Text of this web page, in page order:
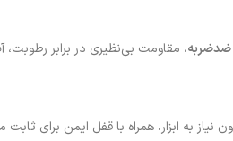
ضدضربه، مقاومت بی‌نظیری در برابر رطوبت،
نیاز به ابزار، همراه با قفل ایمن برای